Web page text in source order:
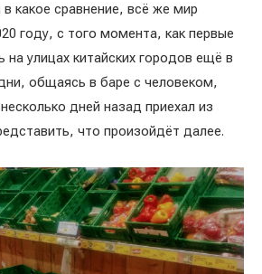
какое сравнение, всё же мир
году, с того момента, как первые
улицах китайских городов ещё в
общаясь в баре с человеком,
дней назад приехал из
что произойдёт далее.